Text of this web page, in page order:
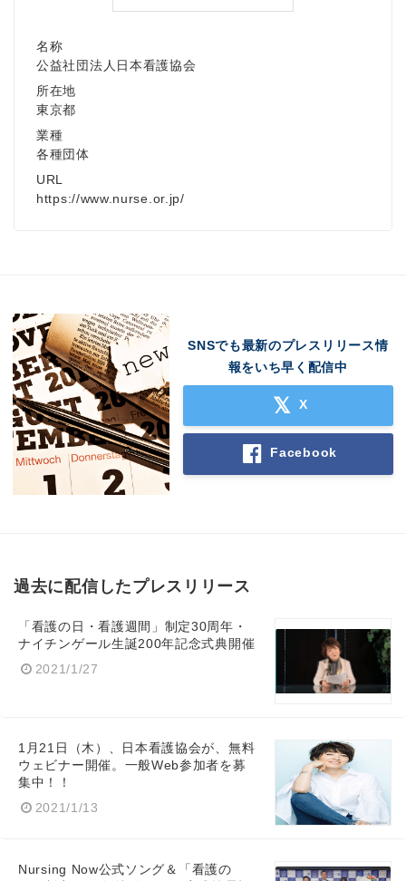
名称
公益社団法人日本看護協会
所在地
東京都
業種
各種団体
URL
https://www.nurse.or.jp/
SNSでも最新のプレスリリース情
報をいち早く配信中
X
Facebook
過去に配信したプレスリリース
「看護の日・看護週間」制定30周年・
ナイチンゲール生誕200年記念式典開催
2021/1/27
1月21日（木）、日本看護協会が、無料
ウェビナー開催。一般Web参加者を募
集中！！
2021/1/13
Nursing Now公式ソング＆「看護の